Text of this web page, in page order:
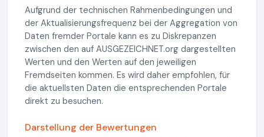
Aufgrund der technischen Rahmenbedingungen und
der Aktualisierungsfrequenz bei der Aggregation von
Daten fremder Portale kann es zu Diskrepanzen
zwischen den auf AUSGEZEICHNET.org dargestellten
Werten und den Werten auf den jeweiligen
Fremdseiten kommen. Es wird daher empfohlen, für
die aktuellsten Daten die entsprechenden Portale
direkt zu besuchen.
Darstellung der Bewertungen